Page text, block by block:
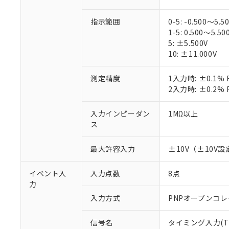
指示範囲
0-5: -0.500～
1-5: 0.500～
5: ±5.500V
10: ±11.000V
測定精度
1入力時: ±0.1%
2入力時: ±0.2%
入力インピーダン
ス
1MΩ以上
最大許容入力 ±10V（±10V設
イベント入
力
入力点数 8点
入力方式 PNPオープンコレ
信号名
タイミング入力
ご利用条件
以下の条件をお読
くものです。
当社制御機
のであり、
※1 対応状況
対応予定なし：
非該当品：ライセ
仕入先様の事情
があります。
六価クロム(Cr(Ⅵ))
ル（DBP） 1000ppm
但し、RoHS指令で産
※1 中国
「○」：最大均質
「×」：最大均質
「－」：未確認で
*中国RoHS10物質の基
Pb(鉛) :1000ppm、
Cr(Ⅵ)(六価クロム) :
当社は、こ
う）を輸出
などの必要
ます。
記
号
説明